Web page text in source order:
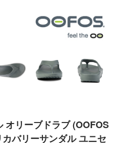
オリーブドラブ (OOFOS
バリーサンダル ユニセ